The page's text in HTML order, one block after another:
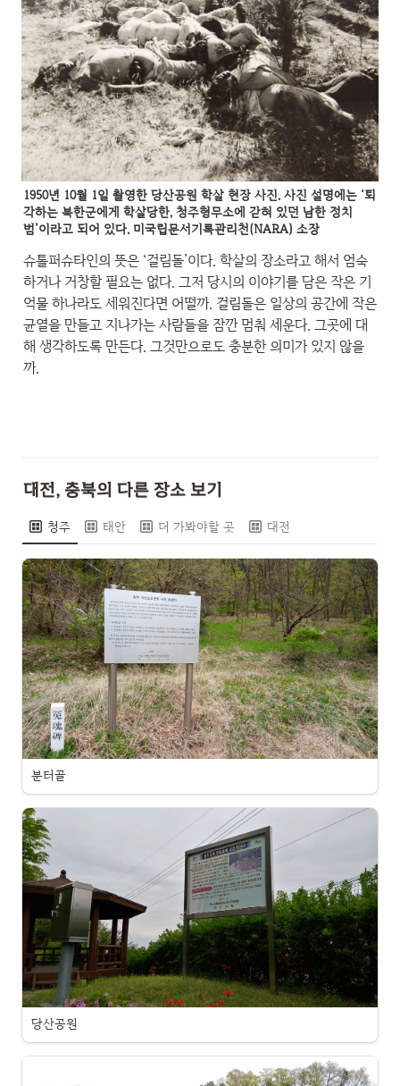
1950년 10월 1일 촬영한 당산공원 학살 현장 사진. 사진 설명에는 ‘퇴
각하는 북한군에게 학살당한, 청주형무소에 갇혀 있던 남한 정치
범’이라고 되어 있다. 미국립문서기록관리천(NARA) 소장
슈톨퍼슈타인의 뜻은 ‘걸림돌’이다. 학살의 장소라고 해서 엄숙
하거나 거창할 필요는 없다. 그저 당시의 이야기를 담은 작은 기
억물 하나라도 세워진다면 어떨까. 걸림돌은 일상의 공간에 작은
균열을 만들고 지나가는 사람들을 잠깐 멈춰 세운다. 그곳에 대
해 생각하도록 만든다. 그것만으로도 충분한 의미가 있지 않을
까.
대전, 충북의 다른 장소 보기
청주 태안 더 가봐야할 곳 대전
분터골
당산공원